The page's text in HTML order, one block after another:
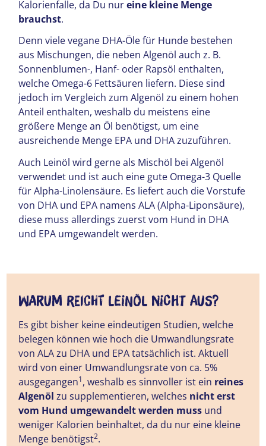
Kalorienfalle, da Du nureine kleine Menge
brauchst.
Denn viele vegane DHA-Öle für Hunde bestehen
aus Mischungen, die neben Algenöl auch z. B.
Sonnenblumen-, Hanf- oder Rapsöl enthalten,
welche Omega-6 Fettsäuren liefern. Diese sind
jedoch im Vergleich zum Algenöl zu einem hohen
Anteil enthalten, weshalb du meistens eine
größere Menge an Öl benötigst, um eine
ausreichende Menge EPA und DHA zuzuführen.
Auch Leinöl wird gerne als Mischöl bei Algenöl
verwendet und ist auch eine gute Omega-3 Quelle
für Alpha-Linolensäure. Es liefert auch die Vorstufe
von DHA und EPA namens ALA (Alpha-Liponsäure),
diese muss allerdings zuerst vom Hund in DHA
und EPA umgewandelt werden.
Warum reicht Leinöl nicht aus?
Es gibt bisher keine eindeutigen Studien, welche
belegen können wie hoch die Umwandlungsrate
von ALA zu DHA und EPA tatsächlich ist. Aktuell
wird von einer Umwandlungsrate von ca. 5%
ausgegangen1, weshalb es sinnvoller ist ein reines
Algenöl zu supplementieren, welches nicht erst
vom Hund umgewandelt werden muss und
weniger Kalorien beinhaltet, da du nur eine kleine
Menge benötigst2.